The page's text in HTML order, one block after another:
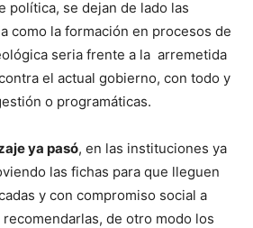
política, se dejan de lado las
como la formación en procesos de
seria frente a la arremetida
el actual gobierno, con todo y
o programáticas.
ya pasó, en las instituciones ya
las fichas para que lleguen
y con compromiso social a
de otro modo los